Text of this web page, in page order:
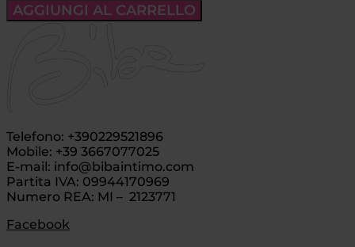
AGGIUNGI AL CARRELLO
Telefono: +390229521896
Mobile: +39 3667077025
E-mail: info@bibaintimo.com
Partita IVA: 09944170969
Numero REA: MI – 2123771
Facebook